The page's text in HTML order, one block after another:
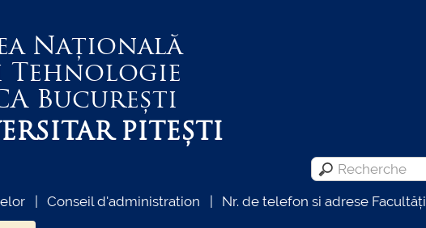
Națională
Tehnologie
București
PITEȘTI
Conseil d'administration Nr. de telefon si adrese Facultăți